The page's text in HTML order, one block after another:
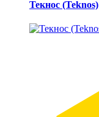
Текнос (Teknos)